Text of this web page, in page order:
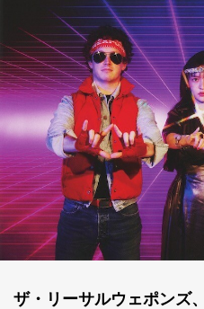
ザ・リーサルウェポンズ